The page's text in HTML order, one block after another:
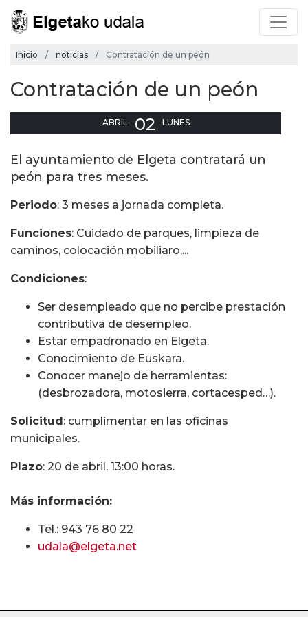
Inicio noticias Contratación de un peón
Contratación de un peón
ABRIL 02 LUNES
El ayuntamiento de Elgeta contratará un
peón para tres meses.
Periodo: 3 meses a jornada completa.
Funciones: Cuidado de parques, limpieza de
caminos, colocación mobiliaro,...
Condiciones:
Ser desempleado que no percibe prestación
contributiva de desempleo.
Estar empadronado en Elgeta.
Conocimiento de Euskara.
Conocer manejo de herramientas:
(desbrozadora, motosierra, cortacesped…).
Solicitud : cumplimentar en las oficinas
municipales.
Plazo: 20 de abril, 13:00 horas.
Más información:
Tel.: 943 76 80 22
udala@elgeta.net